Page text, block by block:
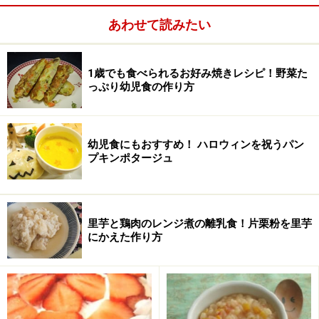
2
少し煮くずれてきたら火を止め、鍋の中で、スプーンや
おたまなどの背でつぶします。（離乳食の段階によっ
あわせて読みたい
1歳でも食べられるお好み焼きレシピ！野菜た
っぷり幼児食の作り方
幼児食にもおすすめ！ ハロウィンを祝うパン
プキンポタージュ
里芋と鶏肉のレンジ煮の離乳食！片栗粉を里芋
にかえた作り方